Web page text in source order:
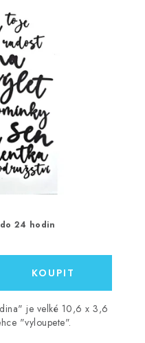
24 hodin
je velké 10,6 x 3,6
"vyloupete".